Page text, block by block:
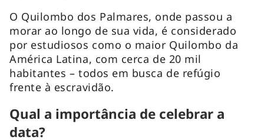
O Quilombo dos Palmares, onde passou a
morar ao longo de sua vida, é considerado
por estudiosos como o maior Quilombo da
América Latina, com cerca de 20 mil
habitantes – todos em busca de refúgio
frente à escravidão.
Qual a importância de celebrar a
data?